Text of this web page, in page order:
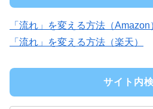
「流れ」を変える方法（Amazon
「流れ」を変える方法（楽天）
サイト内